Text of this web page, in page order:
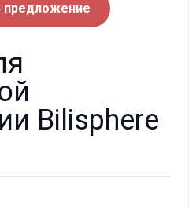
предложение
Bilisphere